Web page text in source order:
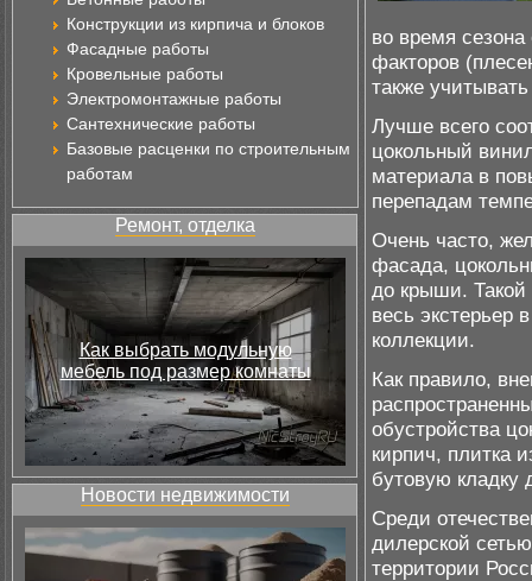
Конструкции из кирпича и блоков
Фасадные работы
Кровельные работы
Электромонтажные работы
Сантехнические работы
Базовые расценки по строительным
работам
Ремонт, отделка
Как выбрать модульную
мебель под размер комнаты
Новости недвижимости
во время
факторов
также
Лучше всего
цокольный
материала в
перепадам
Очень часто,
фасада,
до крыши. Такой
весь экстерьер
коллекции.
Как правило,
обустройства
кирпич, плитка
бутовую кладку
Среди
дилерской
территории